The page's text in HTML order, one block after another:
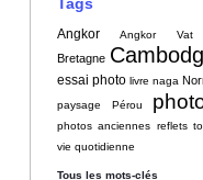
Angkor Angkor Vat
Bretagne
essai photo livre naga
paysage Pérou
photos anciennes reflets
vie quotidienne
Tous les mots-clés